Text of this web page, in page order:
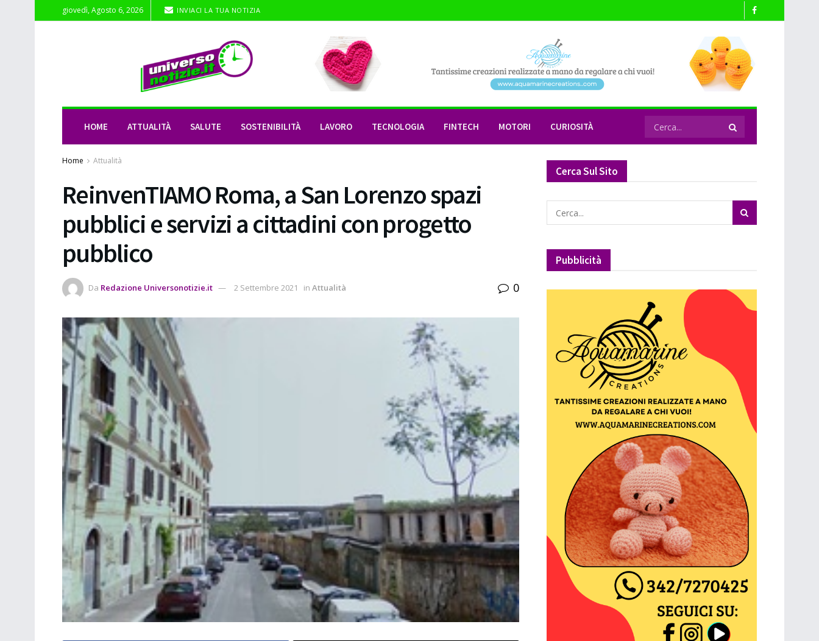
giovedì, Agosto 6, 2026 INVIACI LA TUA NOTIZIA
HOME ATTUALITÀ SALUTE SOSTENIBILITÀ LAVORO TECNOLOGIA FINTECH MOTORI CURIOSITÀ
Home Attualità
ReinvenTIAMO Roma, a San Lorenzo spazi
pubblici e servizi a cittadini con progetto
pubblico
Da Redazione Universonotizie.it 2 Settembre 2021 in Attualità 0
Cerca Sul Sito
Pubblicità